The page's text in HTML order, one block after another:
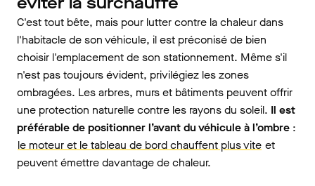
C'est tout bête, mais pour lutter contre la chaleur dans
l'habitacle de son véhicule, il est préconisé de bien
choisir l'emplacement de son stationnement. Même s'il
n'est pas toujours évident, privilégiez les zones
ombragées. Les arbres, murs et bâtiments peuvent offrir
une protection naturelle contre les rayons du soleil. Il est
préférable de positionner l’avant du véhicule à l’ombre :
le moteur et le tableau de bord chauffent plus vite et
peuvent émettre davantage de chaleur.